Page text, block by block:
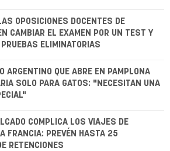
OPOSICIONES DOCENTES DE
CAMBIAR EL EXAMEN POR UN TEST Y
ELIMINATORIAS
ARGENTINO QUE ABRE EN PAMPLONA
SOLO PARA GATOS: "NECESITAN UNA
COMPLICA LOS VIAJES DE
FRANCIA: PREVÉN HASTA 25
RETENCIONES